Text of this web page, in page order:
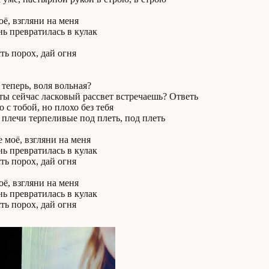
взгляни на меня
превратилась в кулак
порох, дай огня
воля вольная?
сейчас ласковый рассвет встречаешь? Ответь
с тобой, но плохо без тебя
терпеливые под плеть, под плеть
моё, взгляни на меня
превратилась в кулак
порох, дай огня
взгляни на меня
превратилась в кулак
порох, дай огня